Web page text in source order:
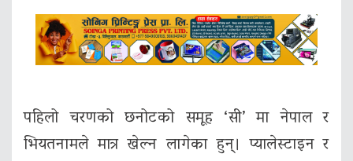
पहिलो चरणको छनोटको समूह ‘सी’ मा नेपाल र
भियतनामले मात्र खेल्न लागेका हुन्। प्यालेस्टाइन र